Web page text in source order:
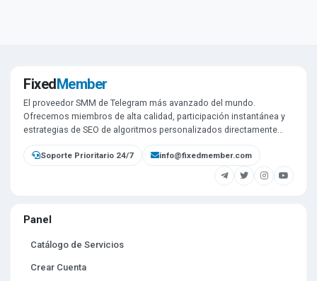
FixedMember
El proveedor SMM de Telegram más avanzado del mundo.
Ofrecemos miembros de alta calidad, participación instantánea y
estrategias de SEO de algoritmos personalizados directamente
Soporte Prioritario 24/7 info@fixedmember.com
Panel
Catálogo de Servicios
Crear Cuenta